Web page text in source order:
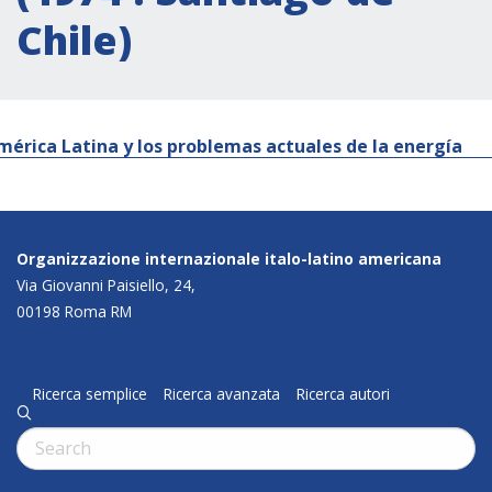
Chile)
Latina y los problemas actuales de la energía
Organizzazione internazionale italo-latino americana
Via Giovanni Paisiello, 24,
00198 Roma RM
Ricerca semplice Ricerca avanzata Ricerca autori
q
Cerca: